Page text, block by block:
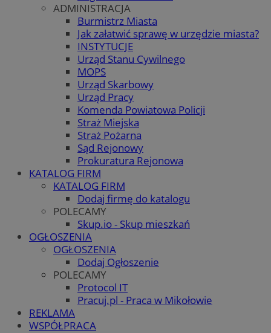
ADMINISTRACJA
Burmistrz Miasta
Jak załatwić sprawę w urzędzie miasta?
INSTYTUCJE
Urząd Stanu Cywilnego
MOPS
Urząd Skarbowy
Urząd Pracy
Komenda Powiatowa Policji
Straż Miejska
Straż Pożarna
Sąd Rejonowy
Prokuratura Rejonowa
KATALOG FIRM
KATALOG FIRM
Dodaj firmę do katalogu
POLECAMY
Skup.io - Skup mieszkań
OGŁOSZENIA
OGŁOSZENIA
Dodaj Ogłoszenie
POLECAMY
Protocol IT
Pracuj.pl - Praca w Mikołowie
REKLAMA
WSPÓŁPRACA